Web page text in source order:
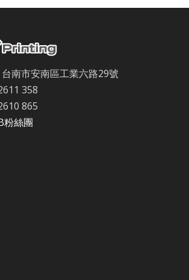
南市安南區工業六路29號
358
865
粉絲團